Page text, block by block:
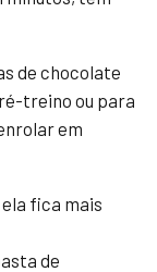
de chocolate
treino ou para
em
fica mais
de